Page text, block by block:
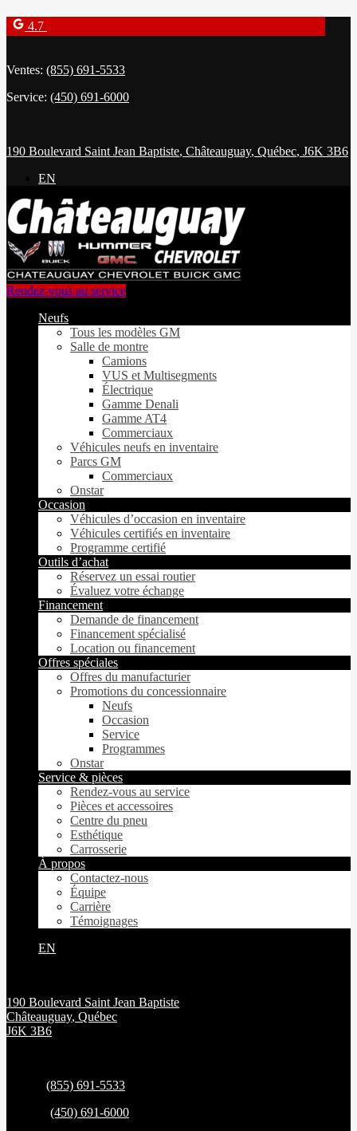
4.7
Ventes: (855) 691-5533
Service: (450) 691-6000
190 Boulevard Saint Jean Baptiste, Châteauguay, Québec, J6K 3B6
EN
Rendez-vous au service
Neufs
Tous les modèles GM
Salle de montre
Camions
VUS et Multisegments
Électrique
Gamme Denali
Gamme AT4
Commerciaux
Véhicules neufs en inventaire
Parcs GM
Commerciaux
Onstar
Occasion
Véhicules d’occasion en inventaire
Véhicules certifiés en inventaire
Programme certifié
Outils d’achat
Réservez un essai routier
Évaluez votre échange
Financement
Demande de financement
Financement spécialisé
Location ou financement
Offres spéciales
Offres du manufacturier
Promotions du concessionnaire
Neufs
Occasion
Service
Programmes
Onstar
Service & pièces
Rendez-vous au service
Pièces et accessoires
Centre du pneu
Esthétique
Carrosserie
À propos
Contactez-nous
Équipe
Carrière
Témoignages
EN
190 Boulevard Saint Jean Baptiste
Châteauguay, Québec
J6K 3B6
(855) 691-5533
(450) 691-6000